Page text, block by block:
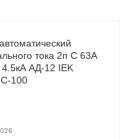
тока 2п C 63А
АД-12 IEK
100